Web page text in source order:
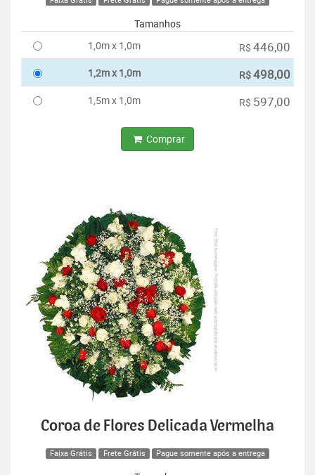
Tamanhos
1,0m x 1,0m
R$ 446,00
1,2m x 1,0m R$498,00
1,5m x 1,0m R$ 597,00
Comprar
Coroa de Flores Delicada Vermelha
Faixa Grátis Frete Grátis Pague somente após a entrega